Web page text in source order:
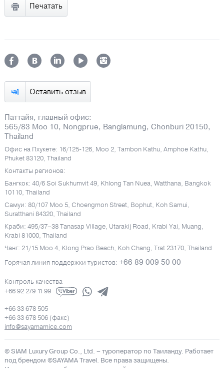
Оставить отзыв
Паттайя, главный офис:
565/83 Moo 10, Nongprue, Banglamung, Chonburi 20150,
Thailand
Офис на Пхукете: 16/125-126, Moo 2, Tambon Kathu, Amphoe Kathu,
Phuket 83120, Thailand
Контакты регионов:
Бангкок: 40/6 Soi Sukhumvit 49, Khlong Tan Nuea, Watthana, Bangkok
10110, Thailand
Самуи: 80/107 Moo 5, Choengmon Street, Bophut, Koh Samui,
Suratthani 84320, Thailand
Краби: 495/37–38 Tanasap Village, Utarakij Road, Krabi Yai, Muang,
Krabi 81000, Thailand
Чанг: 21/15 Moo 4, Klong Prao Beach, Koh Chang, Trat 23170, Thailand
Горячая линия поддержки туристов: +66 89 009 50 00
Контроль качества
+66 92 279 11 99
+66 33 678 505
+66 33 678 506 (факс)
info@sayamamice.com
© SIAM Luxury Group Co., Ltd. – туроператор по Таиланду. Работает
под брендом ©SAYAMA Travel. Все права защищены.
Печатать